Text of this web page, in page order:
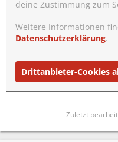
deine Zustimmung zum
Weitere Informationen
Datenschutzerklärung.
Drittanbieter-Cookies
Zuletzt